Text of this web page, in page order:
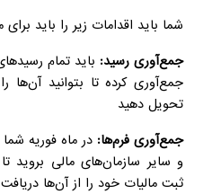
شما باید اقدامات زیر را باید
جمع‌آوری رسید: باید تمام
جمع‌آوری کرده تا بتوانید آن‌ها را
تحویل دهید
جمع‌آوری فرم‌ها: در ماه فوریه
و سایر سازمان‌های مالی بروید
ثبت مالیات خود را از آن‌ها دریافت